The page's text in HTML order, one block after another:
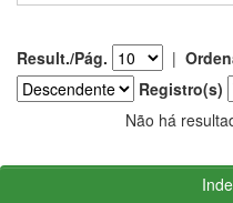
Result./Pág. |
Registro(s)
Não há